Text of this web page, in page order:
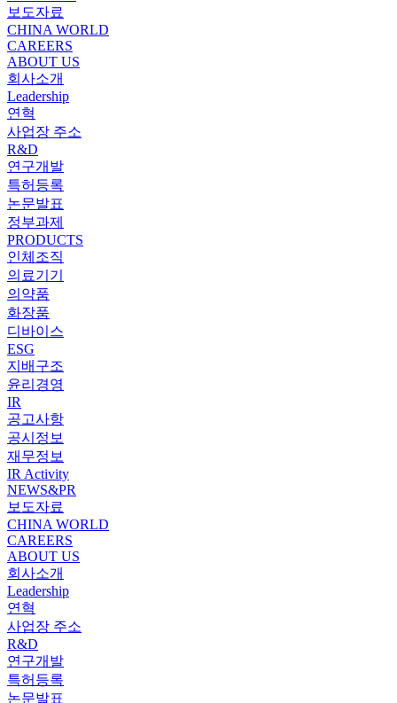
보도자료
CHINA WORLD
CAREERS
ABOUT US
회사소개
Leadership
연혁
사업장 주소
R&D
연구개발
특허등록
논문발표
정부과제
PRODUCTS
인체조직
의료기기
의약품
화장품
디바이스
ESG
지배구조
윤리경영
IR
공고사항
공시정보
재무정보
IR Activity
NEWS&PR
보도자료
CHINA WORLD
CAREERS
ABOUT US
회사소개
Leadership
연혁
사업장 주소
R&D
연구개발
특허등록
논문발표